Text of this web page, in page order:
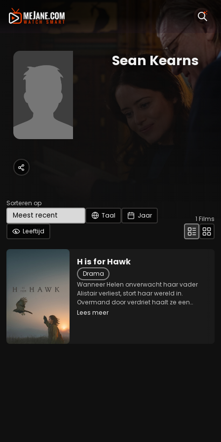
Sean Kearns
Sorteren op
Taal
Jaar
Leeftijd
1 Films
H is for Hawk
Drama
Wanneer Helen onverwacht haar vader
Alistair verliest, stort haar wereld in.
Overmand door verdriet haalt ze een
havik in huis met als doel deze
Lees meer